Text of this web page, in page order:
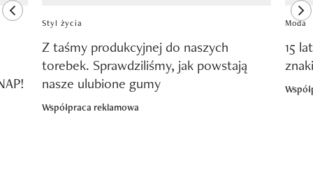
previous element
Styl życia
Z taśmy produkcyjnej do naszych
torebek. Sprawdziliśmy, jak powstają
nasze ulubione gumy
Współpraca reklamowa
Moda
15